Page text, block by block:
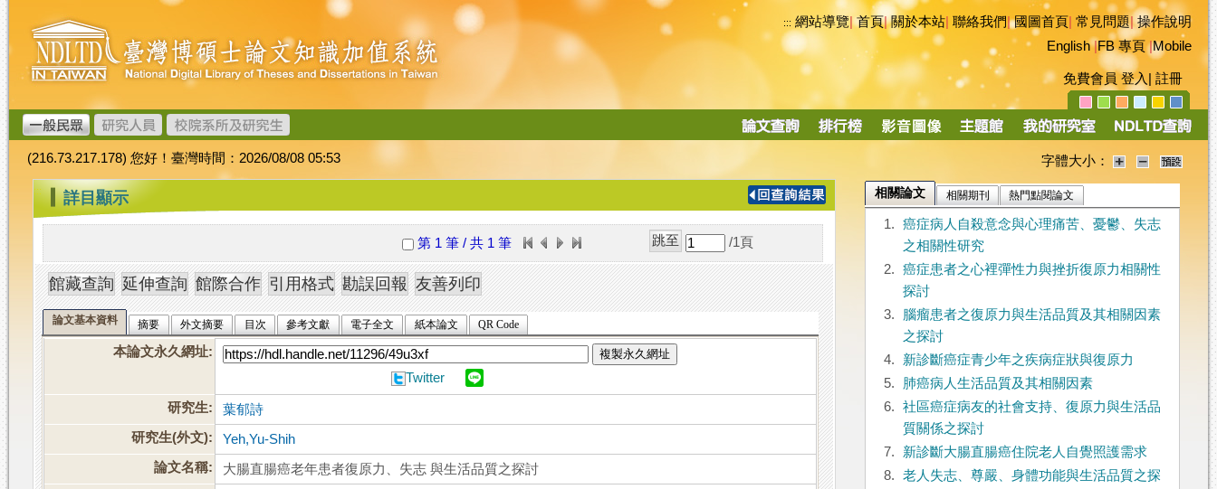
跳
到
主
要
內
容
臺
灣
博
碩
士
論
文
加
值
系
統
::: 網站導覽|首頁|關於本站 聯絡我們|國圖首頁 常見問題|操作說明
English|FB 專頁|Mobile
免費會員 登入 註冊
導
(216.73.217.178) 您好！臺灣時間：2026/08/08 05:53 字體大小：
::: 詳目顯示
第 1 筆 / 共 1 筆 /1 頁
論文基本資料 摘要 外文摘要 目次 參考文獻 電子全文 紙本論文 QR Code
本論文永久網址: 複製永久網址
Twitter
研究生:
葉郁詩
研究生(外文):
Yeh,Yu-Shih
論文名稱:
大腸直腸癌老年患者復原力、失志 與生活品質之探討
相關論文 相關期刊 熱門點閱論文
1.
癌症病人自殺意念與心理痛苦、憂鬱、失志
之相關性研究
2.
癌症患者之心裡彈性力與挫折復原力相關性
探討
3.
腦瘤患者之復原力與生活品質及其相關因素
之探討
4.
新診斷癌症青少年之疾病症狀與復原力
5.
肺癌病人生活品質及其相關因素
6.
社區癌症病友的社會支持、復原力與生活品
質關係之探討
7.
新診斷大腸直腸癌住院老人自覺照護需求
8.
老人失志、尊嚴、身體功能與生活品質之探